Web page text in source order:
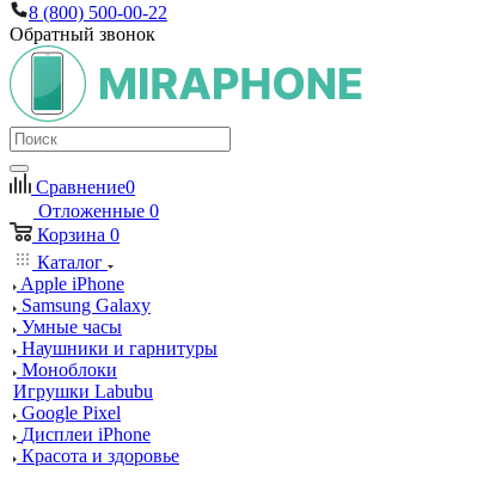
8 (800) 500-00-22
Обратный звонок
Сравнение0
Отложенные 0
Корзина 0
Каталог
Apple iPhone
Samsung Galaxy
Умные часы
Наушники и гарнитуры
Моноблоки
Игрушки Labubu
Google Pixel
Дисплеи iPhone
Красота и здоровье